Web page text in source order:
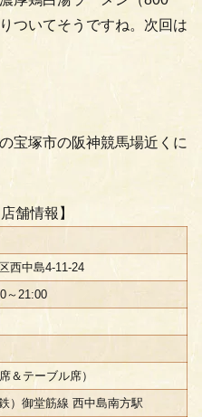
ついてそうですね。次回は
塚市の阪神競馬場近くに
舗情報】
西中島4-11-24
～21:00
＆テーブル席）
）御堂筋線 西中島南方駅